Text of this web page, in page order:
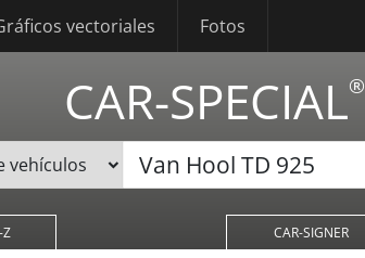
vectoriales Fotos
CAR-SPECIAL®
CAR-SIGNER